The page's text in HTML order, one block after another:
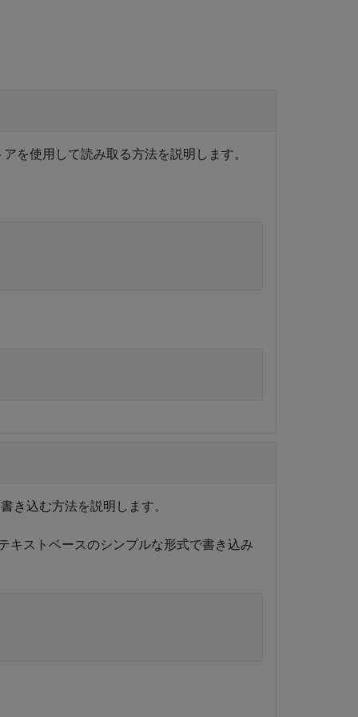
を使用して読み取る方法を説明します。
き込む方法を説明します。
キストベースのシンプルな形式で書き込み